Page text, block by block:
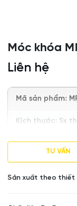
Móc khóa
Liên hệ
Mã sản phẩm:
Kích thước: Sx
Trọng lượng:
TƯ VẤN
Sản xuất theo thiết